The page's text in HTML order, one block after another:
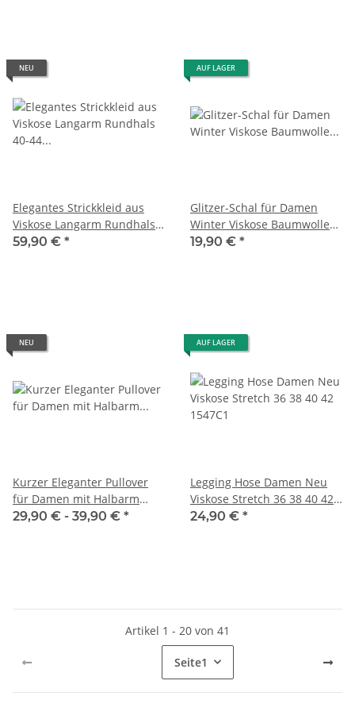
NEU
Elegantes Strickkleid aus
Viskose Langarm Rundhals
40-44 One Size
59,90 € *
AUF LAGER
Glitzer-Schal für Damen
Winter Viskose Baumwolle
Maxi XXL
19,90 € *
NEU
Kurzer Eleganter Pullover
für Damen mit Halbarm
Viskose 38-44 one size
29,90 € - 39,90 € *
AUF LAGER
Legging Hose Damen Neu
Viskose Stretch 36 38 40 42
1547C1
24,90 € *
Artikel 1 - 20 von 41
Seite1